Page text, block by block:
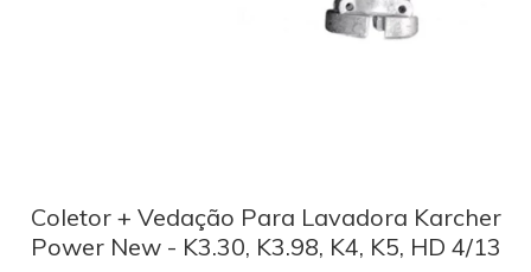
Coletor + Vedação Para Lavadora Karcher
Power New - K3.30, K3.98, K4, K5, HD 4/13